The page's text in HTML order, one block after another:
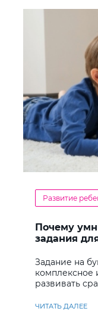
Развитие
Почему
задания
Задание на
комплексное
развивать
ЧИТАТЬ ДАЛЕЕ